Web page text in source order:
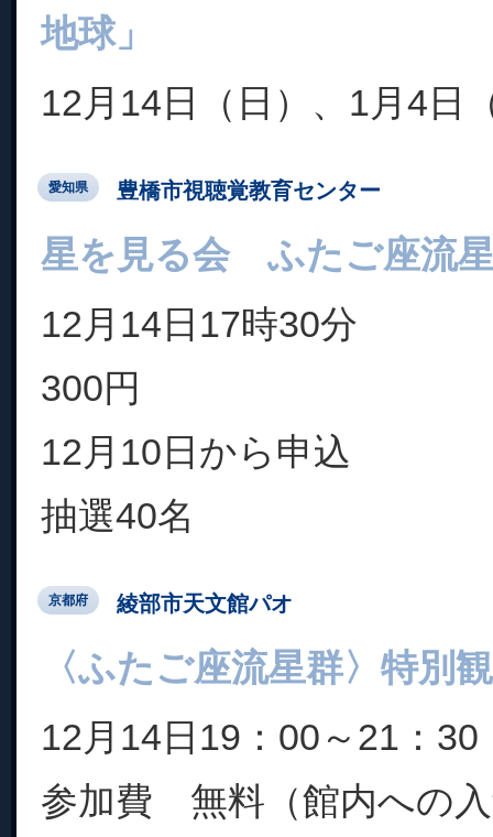
地球」
12月14日（日）、1月4日
愛知県 豊橋市視聴覚教育センター
星を見る会 ふたご座流
12月14日17時30分
300円
12月10日から申込
抽選40名
京都府 綾部市天文館パオ
〈ふたご座流星群〉特別
12月14日19：00～21：30
参加費 無料（館内への